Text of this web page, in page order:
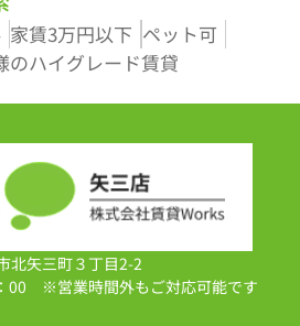
家賃3万円以下 ペット可
のハイグレード賃貸
北矢三町３丁目2-2
00 ※営業時間外もご対応可能です